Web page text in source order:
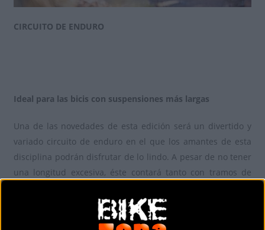
CIRCUITO DE ENDURO
Ideal para las bicis con suspensiones más largas
Una de las novedades de esta edición será un divertido y
variado circuito de enduro en el que los amantes de esta
disciplina podrán disfrutar de lo lindo. A pesar de no tener
una longitud excesiva, éste contará tanto con tramos de
las bicicletas. Como no, ideales para los propietarios de
y para probar las ROS 9.